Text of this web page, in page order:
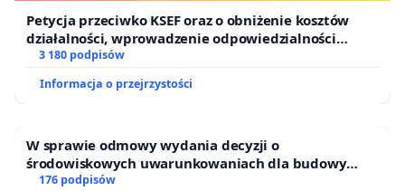
Petycja przeciwko KSEF oraz o obniżenie kosztów
działalności, wprowadzenie odpowiedzialności
finansowej kluczowych urzędników i sędziów
3 180 podpisów
Informacja o przejrzystości
W sprawie odmowy wydania decyzji o
środowiskowych uwarunkowaniach dla budowy
zakładu wytwarzania biometanu „Krynki” w
176 podpisów